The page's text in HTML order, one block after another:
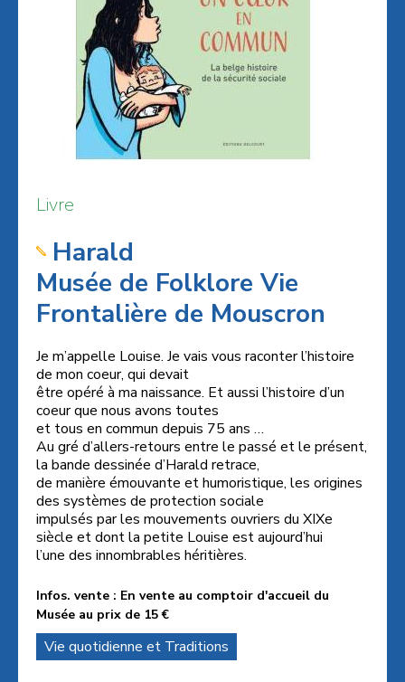
Livre
Harald
Musée de Folklore Vie
Frontalière de Mouscron
Je m’appelle Louise. Je vais vous raconter l’histoire
de mon coeur, qui devait
être opéré à ma naissance. Et aussi l’histoire d’un
coeur que nous avons toutes
et tous en commun depuis 75 ans …
Au gré d’allers-retours entre le passé et le présent,
la bande dessinée d’Harald retrace,
de manière émouvante et humoristique, les origines
des systèmes de protection sociale
impulsés par les mouvements ouvriers du XIXe
siècle et dont la petite Louise est aujourd’hui
​​​​​​​l’une des innombrables héritières.
Infos. vente : En vente au comptoir d'accueil du
Musée au prix de 15 €
Vie quotidienne et Traditions